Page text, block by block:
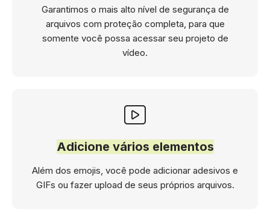
Garantimos o mais alto nível de segurança de
arquivos com proteção completa, para que
somente você possa acessar seu projeto de
vídeo.
Adicione vários elementos
Além dos emojis, você pode adicionar adesivos e
GIFs ou fazer upload de seus próprios arquivos.